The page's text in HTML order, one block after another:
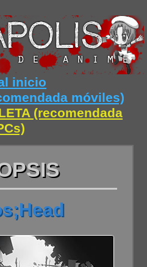
inicio
móviles)
(recomendada